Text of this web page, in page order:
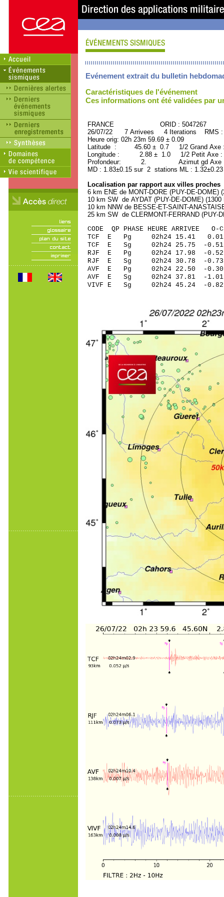
Evénement extrait du bulletin
Caractéristiques de l'événement
Ces informations ont été validées par
FRANCE ORID : 5047267
26/07/22 7 Arrivees 4 Iterations RMS
Heure orig: 02h 23m 59.69 ± 0.09
Latitude : 45.60 ± 0.7 1/2 Grand
Longitude : 2.88 ± 1.0 1/2 Petit Axe
Profondeur: 2. Azimut gd Axe :
MD : 1.83±0.15 sur 2 stations ML :
Localisation par rapport aux villes proches
6 km ENE de MONT-DORE (PUY-DE-DOME)
10 km SW de AYDAT (PUY-DE-DOME) (1300
10 km NNW de BESSE-ET-SAINT-
25 km SW de CLERMONT-FERRAND (PUY-
CODE QP PHASE HEURE
TCF E Pg 02h24
TCF E Sg 02h24
RJF E Pg 02h24
RJF E Sg 02h24 30.78 -
AVF E Pg 02h24
AVF E Sg 02h24
VIVF E Sg 02h24 45.24 -